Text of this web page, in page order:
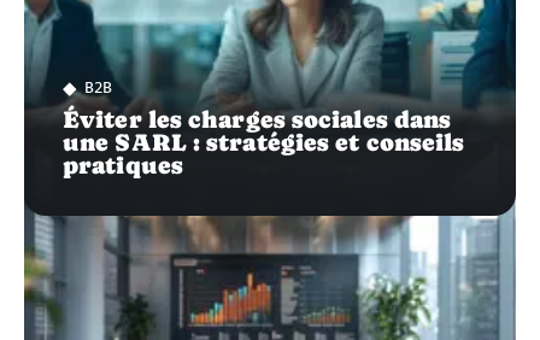
B2B
Éviter les charges sociales dans
une SARL : stratégies et conseils
pratiques